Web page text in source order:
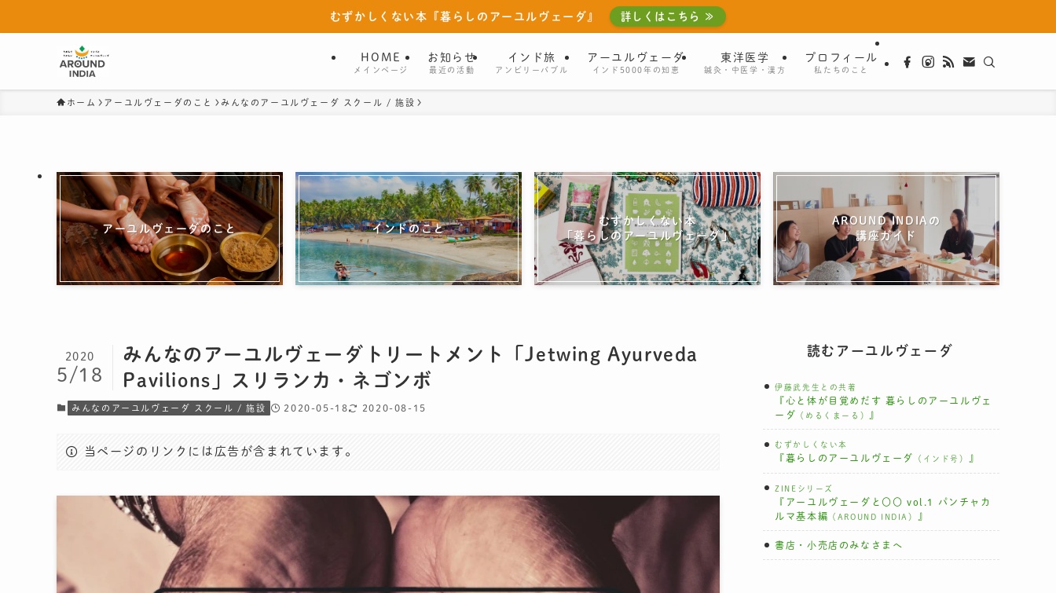
むずかしくない本『暮らしのアーユルヴェーダ』 詳しくはこちら ≫
HOME
メインページ
お知らせ
最近の活動
インド旅
アンビリーバブル
アーユルヴェーダ
インド5000年の知恵
東洋医学
鍼灸・中医学・漢方
プロフィール
私たちのこと
ホーム アーユルヴェーダのこと みんなのアーユルヴェーダ スクール / 施設
アーユルヴェーダのこと インドのこと
むずかしくない本
「暮らしのアーユルヴェーダ」
AROUND INDIAの
講座ガイド
みんなのアーユルヴェーダトリートメント「Jetwing Ayurveda
Pavilions」スリランカ・ネゴンボ
2020
5/18
みんなのアーユルヴェーダ スクール / 施設 2020-05-18 2020-08-15
当ページのリンクには広告が含まれています。
読むアーユルヴェーダ
伊藤武先生との共著
『心と体が目覚めだす 暮らしのアーユルヴェ
ーダ
（めるくまーる） 』
むずかしくない本
『暮らしのアーユルヴェーダ （インド号） 』
ZINEシリーズ
『アーユルヴェーダと〇〇 vol.1 パンチャカ
ルマ基本編
（AROUND INDIA） 』
書店・小売店のみなさまへ